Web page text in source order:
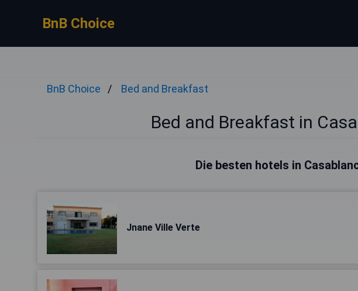
BnB Choice
BnB Choice Bed and Breakfast
Bed and Breakfast in
Die besten hotels in
Jnane Ville Verte